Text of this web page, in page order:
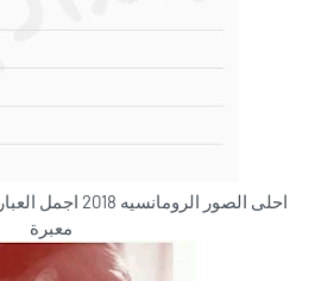
احلى الصور
معبرة